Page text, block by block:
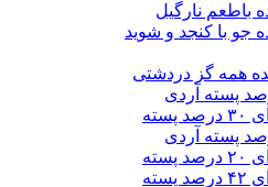
باطعم نارگیل
جو با کنجد و شوید
همه گز دردشتی
پسته
پسته
پسته